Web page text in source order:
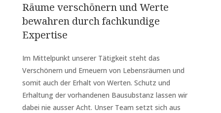
Räume verschönern und Werte
bewahren durch fachkundige
Expertise
Im Mittelpunkt unserer Tätigkeit steht das
Verschönern und Erneuern von Lebensräumen und
somit auch der Erhalt von Werten. Schutz und
Erhaltung der vorhandenen Bausubstanz lassen wir
dabei nie ausser Acht. Unser Team setzt sich aus